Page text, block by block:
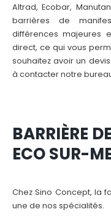
Altrad, Ecobar,
barrières de
différences majeures
direct, ce qui vous
souhaitez avoir un
à contacter notre
BARRIÈRE
ECO SUR-
Chez Sino Concept, la
une de nos spécialités.